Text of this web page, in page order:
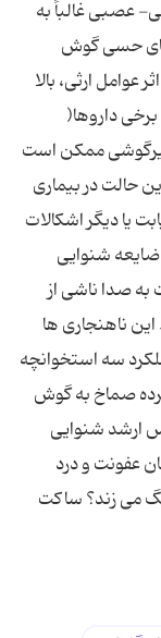
غالباً به
حسی گوش
ارثی، بالا
داروها(
ممكن است
حالت در بیماری
یا دیگر اشكالات
شنوایی
صدا ناشی از
ناهنجاری ها
سه استخوانچه
صماخ به گوش
ارشد شنوایی
عفونت و درد
می ‌ز‌ند؟ ساكت